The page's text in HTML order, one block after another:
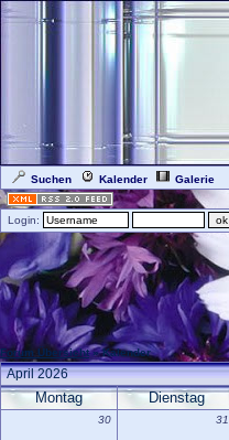
Suchen Kalender
Galerie
Login:
Forum Übersicht» Kalender
April 2026
Montag Dienstag
30 31